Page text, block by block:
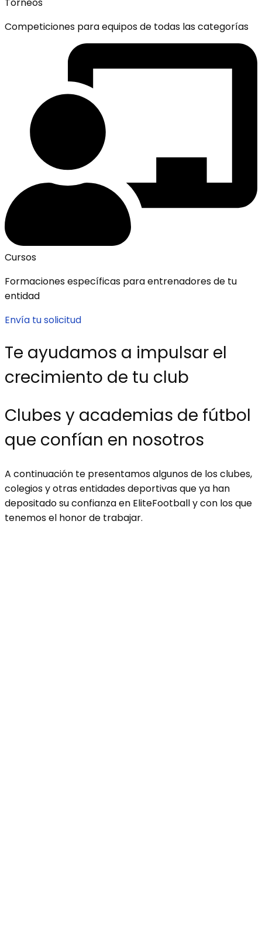
Torneos
Competiciones para equipos de todas las categorías
Cursos
Formaciones específicas para entrenadores de tu
entidad
Envía tu solicitud
Te ayudamos a impulsar el
crecimiento de tu club
Clubes y academias de fútbol
que confían en nosotros
A continuación te presentamos algunos de los clubes,
colegios y otras entidades deportivas que ya han
depositado su confianza en EliteFootball y con los que
tenemos el honor de trabajar.